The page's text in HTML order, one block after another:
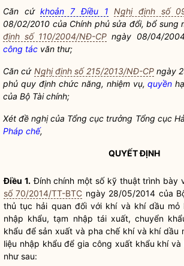
Căn cứkhoản 7 Điều 1 Nghị định số
08/02/2010 của Chính phủ sửa đổi, bổ sung
định số 110/2004/NĐ-CP ngày 08/04/
công tác văn thư;
Căn cứ Nghị định số 215/2013/NĐ-CPngày
phủ quy định chức năng, nhiệm vụ,quyền
của Bộ Tài chính;
Xét đề nghị của Tổng cục trưởng Tổng cục
Pháp chế,
QUYẾT ĐỊNH
Điều 1.Đính chính một số kỹ thuật trình bày
số 70/2014/TT-BTC ngày 28/05/2014 của
thủ tục hải quanđối với khí và khí dầu mỏ
nhập khẩu, tạm nhập tái xuất, chuyển
khẩu để sản xuất và pha chế khí và khí dầu
liệu nhập khẩu để gia công xuất khẩu khí và
như sau: